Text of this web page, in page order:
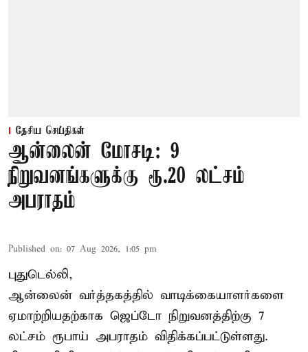
தேசிய செய்திகள்
ஆன்லைன் மோசடி: 9
நிறுவனங்களுக்கு ரூ.20 லட்சம்
அபராதம்
Published on: 07 Aug 2026, 1:05 pm
புதுடெல்லி,
ஆன்லைன் வர்த்தகத்தில் வாடிக்கையாளர்களை
ஏமாற்றியதற்காக ஜெப்டோ நிறுவனத்திற்கு 7
லட்சம் ரூபாய் அபராதம் விதிக்கப்பட்டுள்ளது.